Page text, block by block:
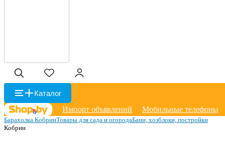
Каталог
Импорт объявлений
Мобильные телефоны
Барахолка КобринТовары для сада и огородаБани, хозблоки, постройки
Кобрин